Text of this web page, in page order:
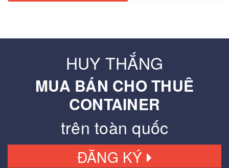
HUY THẮNG
MUA BÁN CHO THUÊ
CONTAINER
trên toàn quốc
ĐĂNG KÝ